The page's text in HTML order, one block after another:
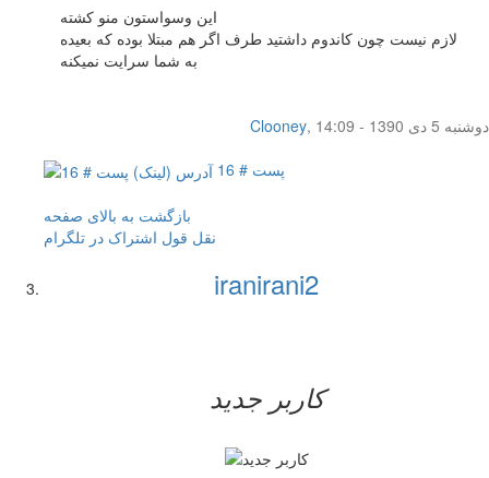
این وسواستون منو کشته
لازم نیست چون کاندوم داشتید طرف اگر هم مبتلا بوده که بعیده
به شما سرایت نمیکنه
Clooney,
دوشنبه 5 دی 1390 - 14:09
پست # 16
بازگشت به بالای صفحه
نقل قول اشتراک در تلگرام
iranirani2
کاربر جدید